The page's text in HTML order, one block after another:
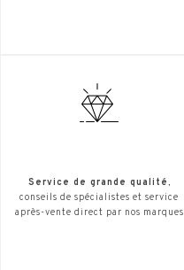
Service de grande qualité,
conseils de spécialistes et service
après-vente direct par nos marques